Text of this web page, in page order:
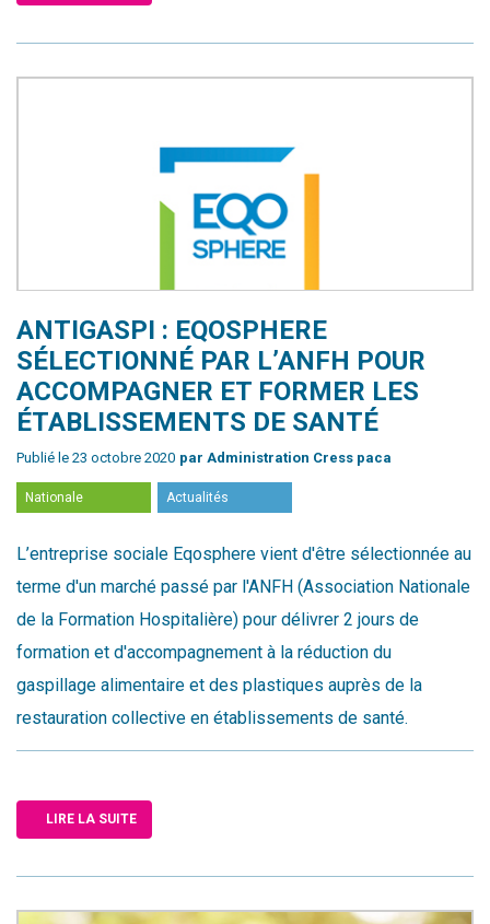
ANTIGASPI : EQOSPHERE
SÉLECTIONNÉ PAR L’ANFH POUR
ACCOMPAGNER ET FORMER LES
ÉTABLISSEMENTS DE SANTÉ
Publié le 23 octobre 2020 par Administration Cress paca
Nationale Actualités
L’entreprise sociale Eqosphere vient d'être sélectionnée au
terme d'un marché passé par l'ANFH (Association Nationale
de la Formation Hospitalière) pour délivrer 2 jours de
formation et d'accompagnement à la réduction du
gaspillage alimentaire et des plastiques auprès de la
restauration collective en établissements de santé.
LIRE LA SUITE